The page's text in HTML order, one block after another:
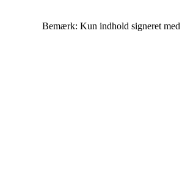
Bemærk: Kun indhold signeret med